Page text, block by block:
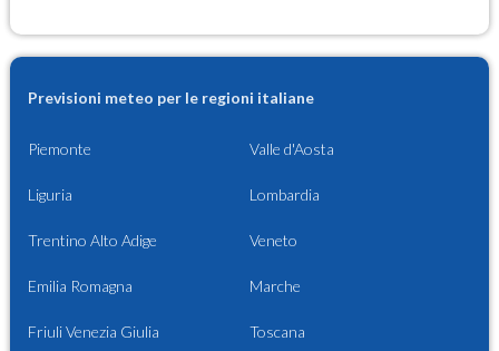
Previsioni meteo per le regioni italiane
Piemonte Valle d'Aosta
Liguria Lombardia
Trentino Alto Adige Veneto
Emilia Romagna Marche
Friuli Venezia Giulia Toscana